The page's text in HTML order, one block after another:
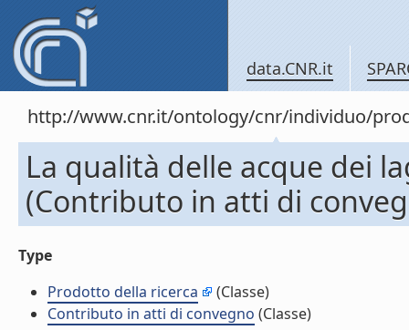
data.CNR.it
http://www.cnr.it/ontology/cnr/individuo/
La qualità delle acque dei
(Contributo in atti di
Type
Prodotto della ricerca
(Classe)
Contributo in atti di convegno (Classe)